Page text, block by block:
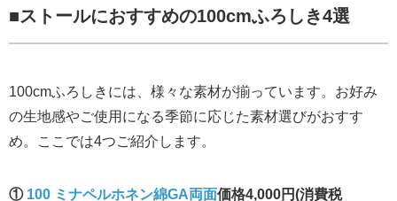
■ストールにおすすめの100cmふろしき4選
100cmふろしきには、様々な素材が揃っています。お好み
の生地感やご使用になる季節に応じた素材選びがおすす
め。ここでは4つご紹介します。
① 100 ミナペルホネン綿GA両面価格4,000円(消費税